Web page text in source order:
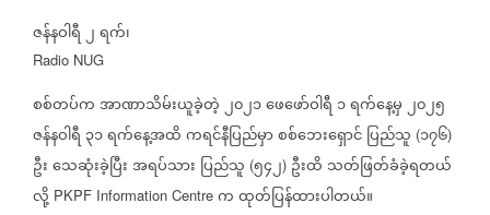
ဇန်နဝါရီ၂ရက်၊
Radio NUG
စစ်တပ်ကအာဏာသိမ်းယူခဲ့တဲ့၂၀၂၁ဖေဖော်ဝါရီ ၁ရက်နေ့မှ၂၀၂၅
ဇန်နဝါရီ ၃၁ရက်နေ့အထိကရင်နီပြည်မှာစစ်ဘေးရှောင်ပြည်သူ (၁၇၆)
ဦးသေဆုံးခဲ့ပြီးအရပ်သား ပြည်သူ (၅၄၂) ဦးထိ သတ်ဖြတ်ခံခဲ့ရတယ်
လို့ PKPF Information Centre ကထုတ်ပြန်ထားပါတယ်။